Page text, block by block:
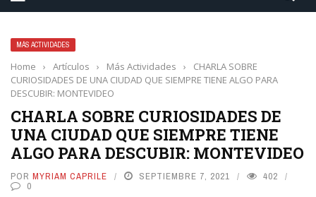
MÁS ACTIVIDADES
Home › Artículos › Más Actividades ›
CHARLA SOBRE
CURIOSIDADES DE UNA CIUDAD QUE SIEMPRE TIENE ALGO PARA
DESCUBIR: MONTEVIDEO
CHARLA SOBRE CURIOSIDADES DE
UNA CIUDAD QUE SIEMPRE TIENE
ALGO PARA DESCUBIR: MONTEVIDEO
POR MYRIAM CAPRILE SEPTIEMBRE 7, 2021
402
0